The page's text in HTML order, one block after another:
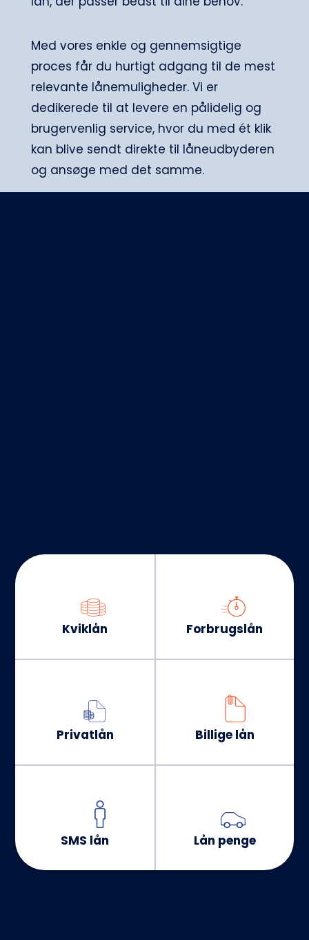
Med vores enkle og gennemsigtige
proces får du hurtigt adgang til de mest
relevante lånemuligheder. Vi er
dedikerede til at levere en pålidelig og
brugervenlig service, hvor du med ét klik
kan blive sendt direkte til låneudbyderen
og ansøge med det samme.
Kviklån Forbrugslån
Privatlån Billige lån
SMS lån Lån penge